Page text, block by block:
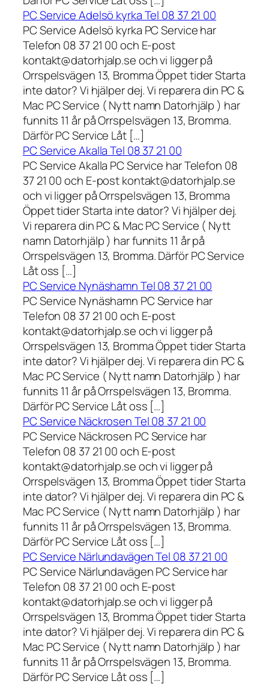
PC Service Adelsö kyrka Tel 08 37 21 00
PC Service Adelsö kyrka PC Service har
Telefon 08 37 21 00 och E-post
kontakt@datorhjalp.se och vi ligger på
Orrspelsvägen 13, Bromma Öppet tider Starta
inte dator? Vi hjälper dej. Vi reparera din PC &
Mac PC Service ( Nytt namn Datorhjälp ) har
funnits 11 år på Orrspelsvägen 13, Bromma.
Därför PC Service Låt […]
PC Service Akalla Tel 08 37 21 00
PC Service Akalla PC Service har Telefon 08
37 21 00 och E-post kontakt@datorhjalp.se
och vi ligger på Orrspelsvägen 13, Bromma
Öppet tider Starta inte dator? Vi hjälper dej.
Vi reparera din PC & Mac PC Service ( Nytt
namn Datorhjälp ) har funnits 11 år på
Orrspelsvägen 13, Bromma. Därför PC Service
Låt oss […]
PC Service Nynäshamn Tel 08 37 21 00
PC Service Nynäshamn PC Service har
Telefon 08 37 21 00 och E-post
kontakt@datorhjalp.se och vi ligger på
Orrspelsvägen 13, Bromma Öppet tider Starta
inte dator? Vi hjälper dej. Vi reparera din PC &
Mac PC Service ( Nytt namn Datorhjälp ) har
funnits 11 år på Orrspelsvägen 13, Bromma.
Därför PC Service Låt oss […]
PC Service Näckrosen Tel 08 37 21 00
PC Service Näckrosen PC Service har
Telefon 08 37 21 00 och E-post
kontakt@datorhjalp.se och vi ligger på
Orrspelsvägen 13, Bromma Öppet tider Starta
inte dator? Vi hjälper dej. Vi reparera din PC &
Mac PC Service ( Nytt namn Datorhjälp ) har
funnits 11 år på Orrspelsvägen 13, Bromma.
Därför PC Service Låt oss […]
PC Service Närlundavägen Tel 08 37 21 00
PC Service Närlundavägen PC Service har
Telefon 08 37 21 00 och E-post
kontakt@datorhjalp.se och vi ligger på
Orrspelsvägen 13, Bromma Öppet tider Starta
inte dator? Vi hjälper dej. Vi reparera din PC &
Mac PC Service ( Nytt namn Datorhjälp ) har
funnits 11 år på Orrspelsvägen 13, Bromma.
Därför PC Service Låt oss […]